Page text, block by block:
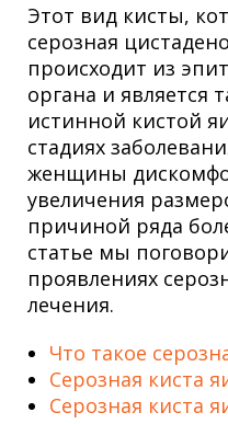
Этот вид кисты,
серозная
происходит из
органа и является
истинной кистой
стадиях
женщины
увеличения
причиной ряда
статье мы
проявлениях
лечения.
Что такое
Серозная киста
Серозная киста